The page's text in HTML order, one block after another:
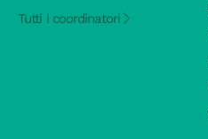
Tutti i coordinatori